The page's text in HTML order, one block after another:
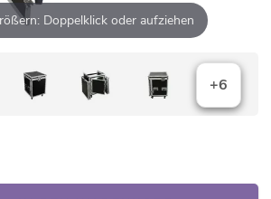
Doppelklick oder aufziehen
+6